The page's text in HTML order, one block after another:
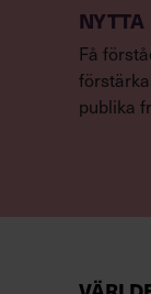
NYTTA
Få
publika